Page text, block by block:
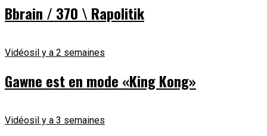
Bbrain / 370 \ Rapolitik
Vidéosil y a 2 semaines
Gawne est en mode «King Kong»
Vidéosil y a 3 semaines